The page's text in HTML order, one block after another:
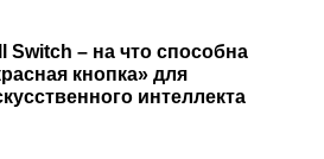
Switch – на что способна
кнопка» для
интеллекта